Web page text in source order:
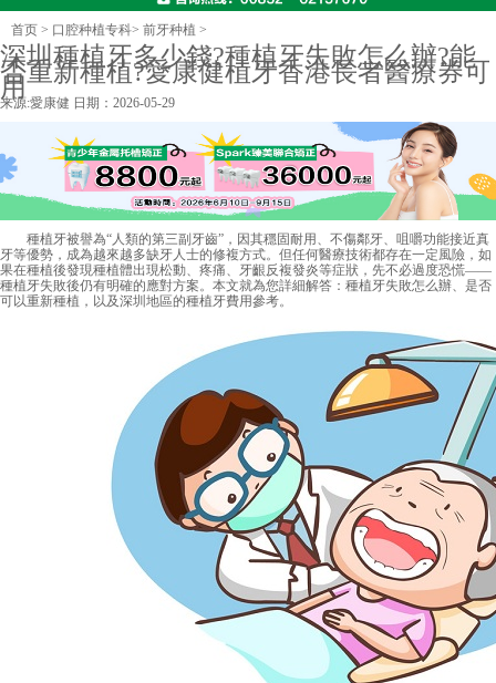
首页 > 口腔种植专科> 前牙种植 >
深圳種植牙多少錢?種植牙失敗怎么辦?能
否重新種植?愛康健植牙香港長者醫療券可
用
来源:愛康健 日期：2026-05-29
種植牙被譽為“人類的第三副牙齒”，因其穩固耐用、不傷鄰牙、咀嚼功能接近真
牙等優勢，成為越來越多缺牙人士的修複方式。但任何醫療技術都存在一定風險，如
果在種植後發現種植體出現松動、疼痛、牙齦反複發炎等症狀，先不必過度恐慌——
種植牙失敗後仍有明確的應對方案。本文就為您詳細解答：種植牙失敗怎么辦、是否
可以重新種植，以及深圳地區的種植牙費用參考。